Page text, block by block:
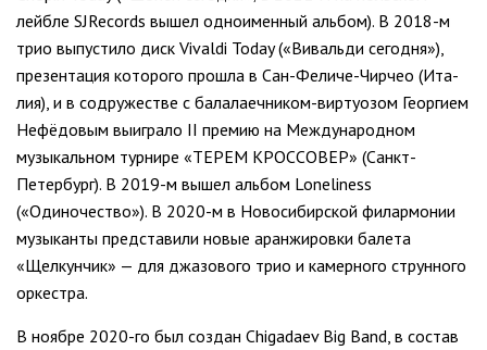
лейбле SJRecords вы­шел одноименный альбом). В 2018-м
трио выпустило диск Vivaldi Today («Вивальди сегодня»),
презента­ция которого прошла в Сан-Феличе-Чирчео (Ита­
лия), и в содружестве с балалаечником-виртуозом Георгием
Нефёдовым выиграло II премию на Меж­дународном
музыкальном турнире «ТЕРЕМ КРОС­СОВЕР» (Санкт-
Петербург). В 2019-м вышел альбом Loneliness
(«Одиночество»). В 2020-м в Новосибир­ской филармонии
музыканты представили новые аранжировки балета
«Щелкунчик» — для джазового трио и камерного струнного
оркестра.
В ноябре 2020-го был создан Chigadaev Big Band, в состав